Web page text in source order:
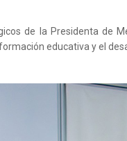
de la Presidenta de
educativa y el